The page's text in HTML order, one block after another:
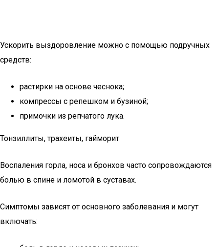
Ускорить выздоровление можно с помощью подручных
средств:
растирки на основе чеснока;
компрессы с репешком и бузиной;
примочки из репчатого лука.
Тонзиллиты, трахеиты, гайморит
Воспаления горла, носа и бронхов часто сопровождаются
болью в спине и ломотой в суставах.
Симптомы зависят от основного заболевания и могут
включать: